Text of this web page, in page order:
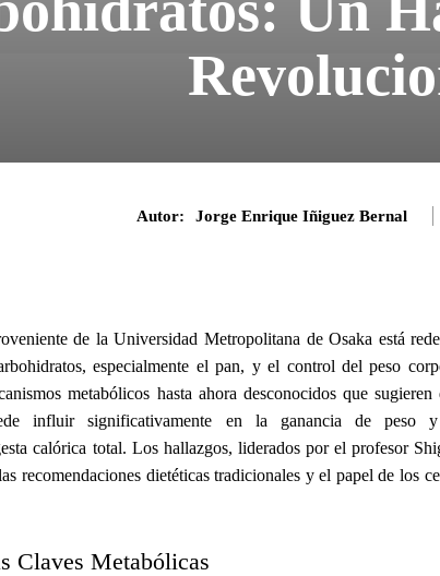
Autor: Jorge Enrique Iñiguez Bernal
de la Universidad Metropolitana de Osaka está
especialmente el pan, y el control del peso
metabólicos hasta ahora desconocidos que
influir significativamente en la ganancia de peso
calórica total. Los hallazgos, liderados por el profesor
recomendaciones dietéticas tradicionales y el papel de los
Claves Metabólicas